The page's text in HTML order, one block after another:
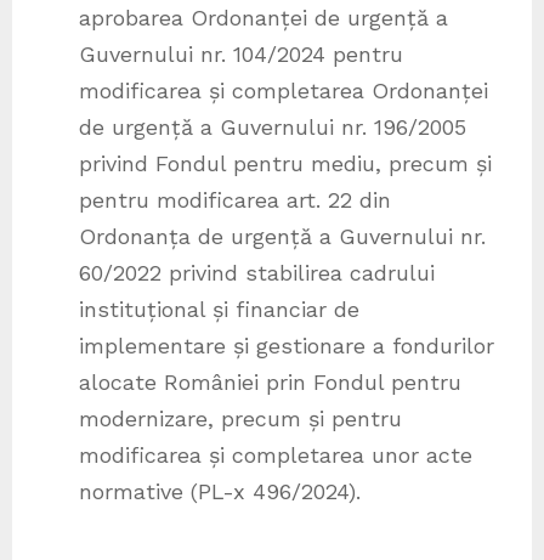
aprobarea Ordonanței de urgență a
Guvernului nr. 104/2024 pentru
modificarea și completarea Ordonanței
de urgență a Guvernului nr. 196/2005
privind Fondul pentru mediu, precum și
pentru modificarea art. 22 din
Ordonanța de urgență a Guvernului nr.
60/2022 privind stabilirea cadrului
instituțional și financiar de
implementare și gestionare a fondurilor
alocate României prin Fondul pentru
modernizare, precum și pentru
modificarea și completarea unor acte
normative (PL-x 496/2024).